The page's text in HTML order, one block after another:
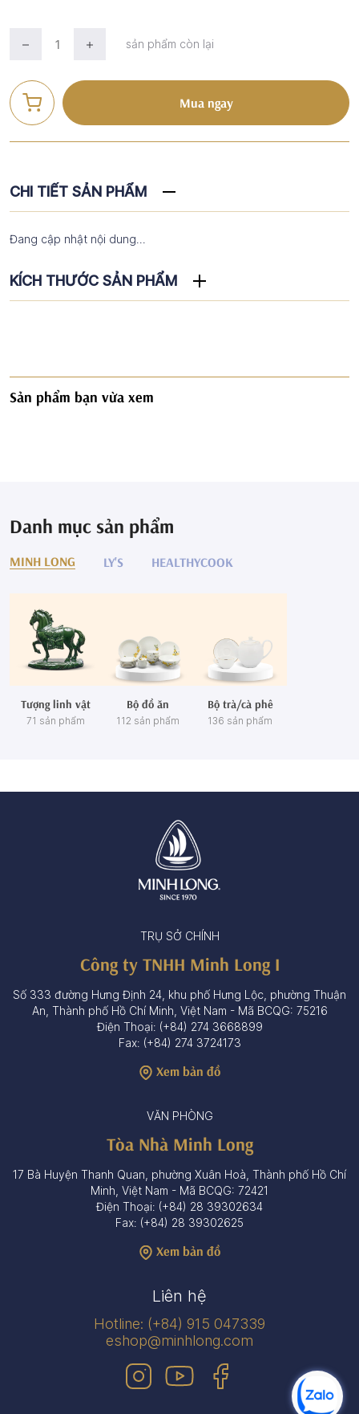
sản phẩm còn lại
Mua ngay
CHI TIẾT SẢN PHẨM
Đang cập nhật nội dung...
KÍCH THƯỚC SẢN PHẨM
Sản phẩm bạn vừa xem
Danh mục sản phẩm
MINH LONG LY'S HEALTHYCOOK
Tượng linh vật
71 sản phẩm
Bộ đồ ăn
112 sản phẩm
Bộ trà/cà phê
136 sản phẩm
TRỤ SỞ CHÍNH
Công ty TNHH Minh Long I
Số 333 đường Hưng Định 24, khu phố Hưng Lộc, phường Thuận
An, Thành phố Hồ Chí Minh, Việt Nam - Mã BCQG: 75216
Điện Thoại: (+84) 274 3668899
Fax: (+84) 274 3724173
Xem bản đồ
VĂN PHÒNG
Tòa Nhà Minh Long
17 Bà Huyện Thanh Quan, phường Xuân Hoà, Thành phố Hồ Chí
Minh, Việt Nam - Mã BCQG: 72421
Điện Thoại: (+84) 28 39302634
Fax: (+84) 28 39302625
Xem bản đồ
Liên hệ
Hotline: (+84) 915 047339
eshop@minhlong.com